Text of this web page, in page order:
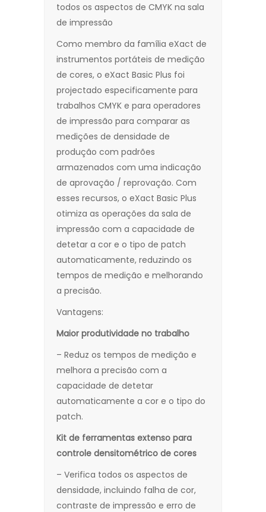
todos os aspectos de CMYK na sala
de impressão
Como membro da família eXact de
instrumentos portáteis de medição
de cores, o eXact Basic Plus foi
projectado especificamente para
trabalhos CMYK e para operadores
de impressão para comparar as
medições de densidade de
produção com padrões
armazenados com uma indicação
de aprovação / reprovação. Com
esses recursos, o eXact Basic Plus
otimiza as operações da sala de
impressão com a capacidade de
detetar a cor e o tipo de patch
automaticamente, reduzindo os
tempos de medição e melhorando
a precisão.
Vantagens:
Maior produtividade no trabalho
– Reduz os tempos de medição e
melhora a precisão com a
capacidade de detetar
automaticamente a cor e o tipo do
patch.
Kit de ferramentas extenso para
controle densitométrico de cores
– Verifica todos os aspectos de
densidade, incluindo falha de cor,
contraste de impressão e erro de